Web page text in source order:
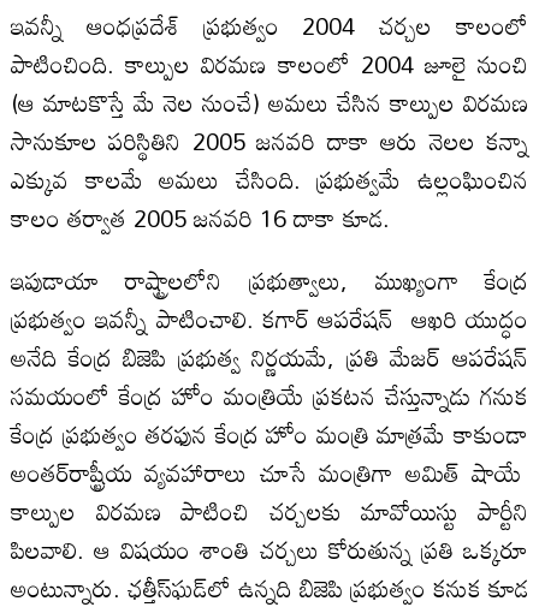
ఇవన్నీ ఆంధప్రదేశ్ ప్రభుత్వం 2004 చర్చల కాలంలో
పాటించింది. కాల్పుల విరమణ కాలంలో 2004 జూలై నుంచి
(ఆ మాటకొస్తే మే నెల నుంచే) అమలు చేసిన కాల్పుల విరమణ
సానుకూల పరిస్థితిని 2005 జనవరి దాకా ఆరు నెలల కన్నా
ఎక్కువ కాలమే అమలు చేసింది. ప్రభుత్వమే ఉల్లంఘించిన
కాలం తర్వాత 2005 జనవరి 16 దాకా కూడ.
ఇపుడాయా రాష్ట్రాలలోని ప్రభుత్వాలు, ముఖ్యంగా కేంద్ర
ప్రభుత్వం ఇవన్నీ పాటించాలి. కగార్ ఆపరేషన్ ఆఖరి యుద్ధం
అనేది కేంద్ర బిజెపి ప్రభుత్వ నిర్ణయమే, ప్రతి మేజర్ ఆపరేషన్
సమయంలో కేంద్ర హోం మంత్రియే ప్రకటన చేస్తున్నాడు గనుక
కేంద్ర ప్రభుత్వం తరఫున కేంద్ర హోం మంత్రి మాత్రమే కాకుండా
అంతర్‌రాష్ట్రీయ వ్యవహారాలు చూసే మంత్రిగా అమిత్ షాయే
కాల్పుల విరమణ పాటించి చర్చలకు మావోయిస్టు పార్టీని
పిలవాలి. ఆ విషయం శాంతి చర్చలు కోరుతున్న ప్రతి ఒక్కరూ
అంటున్నారు. ఛత్తీస్‌ఘడ్‌లో ఉన్నది బిజెపి ప్రభుత్వం కనుక కూడ